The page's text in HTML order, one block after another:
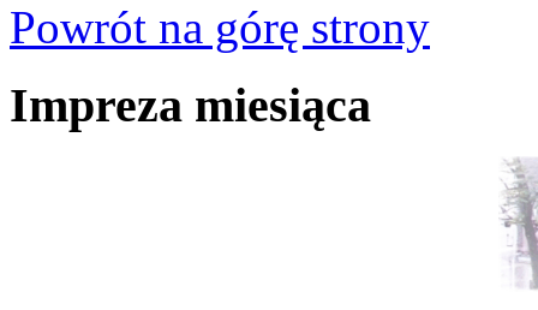
Powrót na górę strony
Impreza miesiąca